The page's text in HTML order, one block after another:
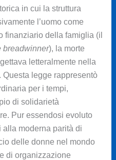
in cui la struttura
l’uomo come
finanziario della famiglia (il
breadwinner), la morte
letteralmente nella
legge rappresentò
per i tempi,
di solidarietà
Pur essendosi evoluto
alla moderna parità di
delle donne nel mondo
di organizzazione